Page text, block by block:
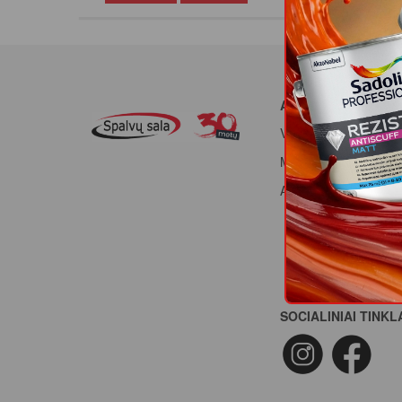
APIE MUS
Veikla
Mūsų vertybės
Apdovanojimai
SOCIALINIAI